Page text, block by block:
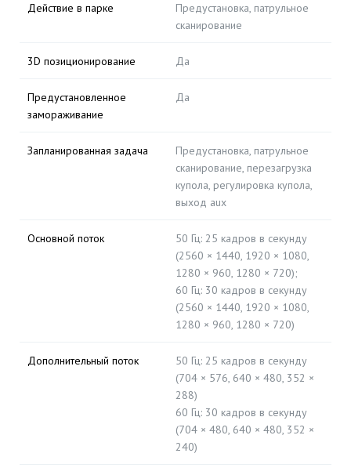
Действие в парке
Предустановка, патрульное
сканирование
3D позиционирование Да
Предустановленное
замораживание
Да
Запланированная задача
Предустановка, патрульное
сканирование, перезагрузка
купола, регулировка купола,
выход aux
Основной поток
50 Гц: 25 кадров в секунду
(2560 × 1440, 1920 × 1080,
1280 × 960, 1280 × 720);
60 Гц: 30 кадров в секунду
(2560 × 1440, 1920 × 1080,
1280 × 960, 1280 × 720)
Дополнительный поток
50 Гц: 25 кадров в секунду
(704 × 576, 640 × 480, 352 ×
288)
60 Гц: 30 кадров в секунду
(704 × 480, 640 × 480, 352 ×
240)